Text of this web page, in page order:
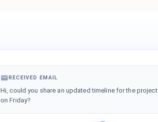
RECEIVED EMAIL
Hi, could you share an updated timeline for the project
on Friday?